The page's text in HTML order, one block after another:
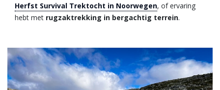
Herfst Survival Trektocht in Noorwegen, of ervaring
hebt met rugzaktrekking in bergachtig terrein.